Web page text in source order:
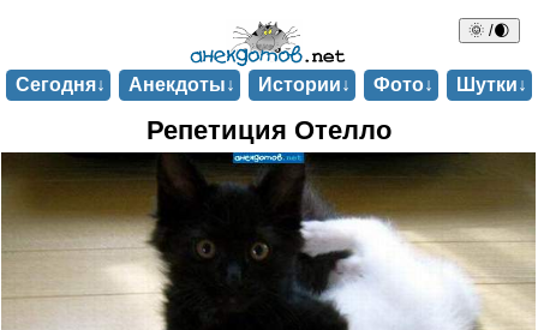
🌞 /🌒
Сегодня↓ Анекдоты↓ Истории↓ Фото↓ Шутки↓
Репетиция Отелло